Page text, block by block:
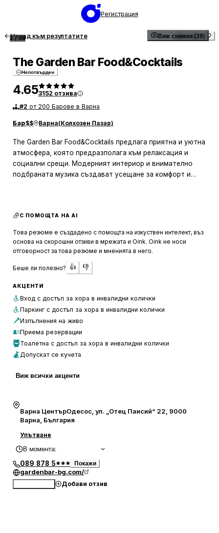
Регистрация
Назад към резултатите
1/39 Виж снимки (39)
The Garden Bar Food&Cocktails
Непотвърден
4.653152 отзива
#2 от 200 Барове в Варна
Бар$$ Варна(Колхозен Пазар)
The Garden Bar Food&Cocktails предлага приятна и уютна
атмосфера, която предразполага към релаксация и
социални срещи. Модерният интериор и внимателно
подбраната музика създават усещане за комфорт и
заведението е лесно достъпно и удобно за различни
Обслужването в The Garden Bar Food&Cocktails е високо
оценено от посетителите, които често споменават
вежливия и бърз персонал. Храната получава
гости отбелязват, че рекламата за тематични вечери
може да бъде по-точна, цялостното впечатление от
заведението остава положително, като клиентите
често се връщат заради добрата атмосфера и
качественото обслужване.
С ПОМОЩТА НА AI
Това резюме е създадено с помощта на изкуствен интелект, въз
основа на скорошни отзиви в мрежата и Oink. Oink не носи
отговорност за това резюме и мненията в него.
Беше ли полезно? 👍 👎
АКЦЕНТИ
Вход с достъп за хора в инвалидни колички
Паркинг с достъп за хора в инвалидни колички
Изпълнения на живо
Приема резервации
Тоалетна с достъп за хора в инвалидни колички
Допускат се кучета
Виж всички акценти
Варна ЦентърОдесос, ул. „Отец Паисий“ 22, 9000
Варна, България
Упътване
В момента:
089 878 5*** Покажи
gardenbar-bg.com/
Добави отзив